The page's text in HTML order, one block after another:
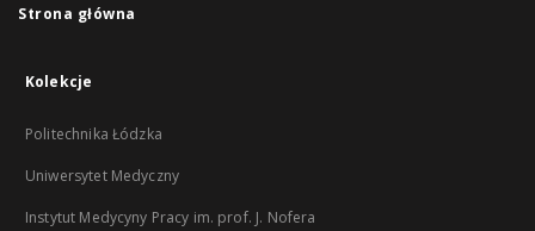
Strona główna
Kolekcje
Politechnika Łódzka
Uniwersytet Medyczny
Instytut Medycyny Pracy im. prof. J. Nofera